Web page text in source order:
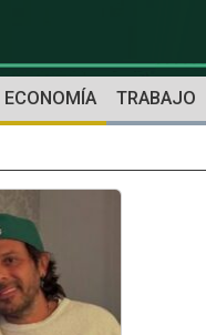
ECONOMÍA TRABAJO